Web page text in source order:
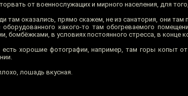
от военнослужащих и мирного населения, для
там оказались, прямо скажем, не из санатория, они
какого-то там обогреваемого
бомбёжками, в условиях постоянного стресса, в конце
хорошие фотографии, например, там горы копыт
лошадь вкусная.